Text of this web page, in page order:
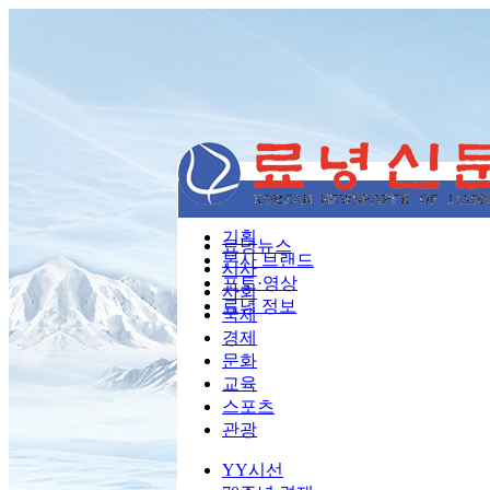
기획
본사 브랜드
포토·영상
료녕 정보
료녕뉴스
시사
사회
국제
경제
문화
교육
스포츠
관광
YY시선